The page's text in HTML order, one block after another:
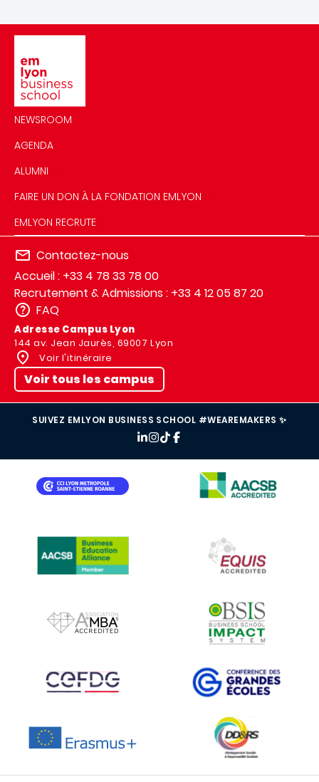
NEWSROOM
AGENDA
ALUMNI
FAIRE UN DON À LA FONDATION EMLYON
EMLYON RECRUTE
Contactez-nous
Accueil : +33 4 78 33 78 00
Recrutement & Admissions : +33 4 12 05 87 20
FAQ
Adresse Campus Lyon
144 av. Jean Jaurès, 69007 Lyon
Voir l'itinéraire
Voir tous les campus
SUIVEZ EMLYON BUSINESS SCHOOL #WEAREMAKERS ✨
IMAGE
IMAGE
IMAGE
IMAGE
IMAGE IMAGE